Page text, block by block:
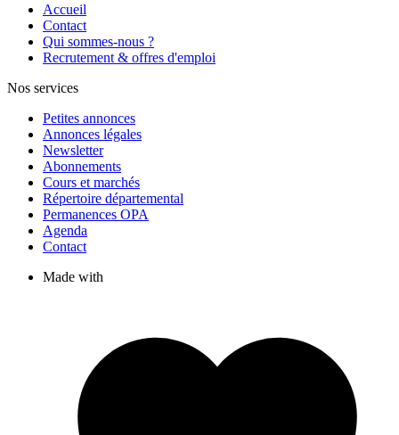
Accueil
Contact
Qui sommes-nous ?
Recrutement & offres d'emploi
Nos services
Petites annonces
Annonces légales
Newsletter
Abonnements
Cours et marchés
Répertoire départemental
Permanences OPA
Agenda
Contact
Made with